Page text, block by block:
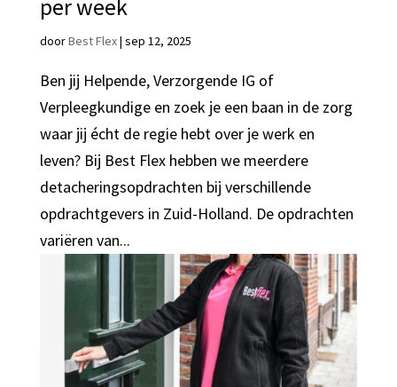
per week
doorBest Flex| sep 12, 2025
Ben jij Helpende, Verzorgende IG of
Verpleegkundige en zoek je een baan in de zorg
waar jij écht de regie hebt over je werk en
leven? Bij Best Flex hebben we meerdere
detacheringsopdrachten bij verschillende
opdrachtgevers in Zuid-Holland. De opdrachten
variëren van...